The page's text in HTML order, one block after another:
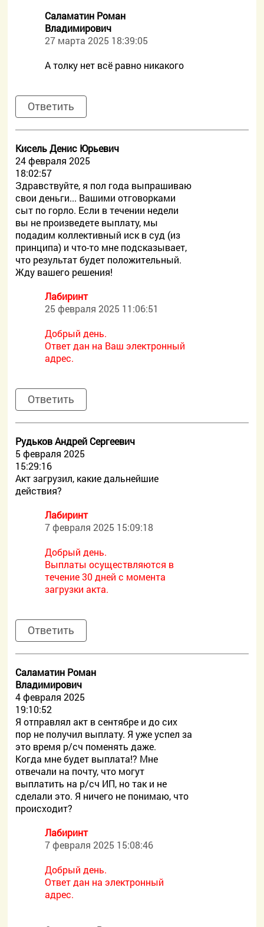
Саламатин Роман
Владимирович
27 марта 2025 18:39:05
А толку нет всё равно никакого
Ответить
Кисель Денис Юрьевич
24 февраля 2025
18:02:57
Здравствуйте, я пол года выпрашиваю
свои деньги... Вашими отговорками
сыт по горло. Если в течении недели
вы не произведете выплату, мы
подадим коллективный иск в суд (из
принципа) и что-то мне подсказывает,
что результат будет положительный.
Жду вашего решения!
Лабиринт
25 февраля 2025 11:06:51
Добрый день.
Ответ дан на Ваш электронный
адрес.
Ответить
Рудьков Андрей Сергеевич
5 февраля 2025
15:29:16
Акт загрузил, какие дальнейшие
действия?
Лабиринт
7 февраля 2025 15:09:18
Добрый день.
Выплаты осуществляются в
течение 30 дней с момента
загрузки акта.
Ответить
Саламатин Роман
Владимирович
4 февраля 2025
19:10:52
Я отправлял акт в сентябре и до сих
пор не получил выплату. Я уже успел за
это время р/сч поменять даже.
Когда мне будет выплата!? Мне
отвечали на почту, что могут
выплатить на р/сч ИП, но так и не
сделали это. Я ничего не понимаю, что
происходит?
Лабиринт
7 февраля 2025 15:08:46
Добрый день.
Ответ дан на электронный
адрес.